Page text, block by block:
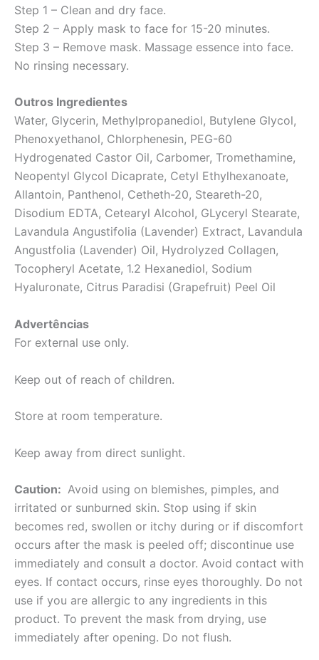
Step 1 – Clean and dry face.
Step 2 – Apply mask to face for 15-20 minutes.
Step 3 – Remove mask. Massage essence into face.
No rinsing necessary.
Outros Ingredientes
Water, Glycerin, Methylpropanediol, Butylene Glycol,
Phenoxyethanol, Chlorphenesin, PEG-60
Hydrogenated Castor Oil, Carbomer, Tromethamine,
Neopentyl Glycol Dicaprate, Cetyl Ethylhexanoate,
Allantoin, Panthenol, Cetheth-20, Steareth-20,
Disodium EDTA, Cetearyl Alcohol, GLyceryl Stearate,
Lavandula Angustifolia (Lavender) Extract, Lavandula
Angustfolia (Lavender) Oil, Hydrolyzed Collagen,
Tocopheryl Acetate, 1.2 Hexanediol, Sodium
Hyaluronate, Citrus Paradisi (Grapefruit) Peel Oil
Advertências
For external use only.
Keep out of reach of children.
Store at room temperature.
Keep away from direct sunlight.
Caution: Avoid using on blemishes, pimples, and
irritated or sunburned skin. Stop using if skin
becomes red, swollen or itchy during or if discomfort
occurs after the mask is peeled off; discontinue use
immediately and consult a doctor. Avoid contact with
eyes. If contact occurs, rinse eyes thoroughly. Do not
use if you are allergic to any ingredients in this
product. To prevent the mask from drying, use
immediately after opening. Do not flush.